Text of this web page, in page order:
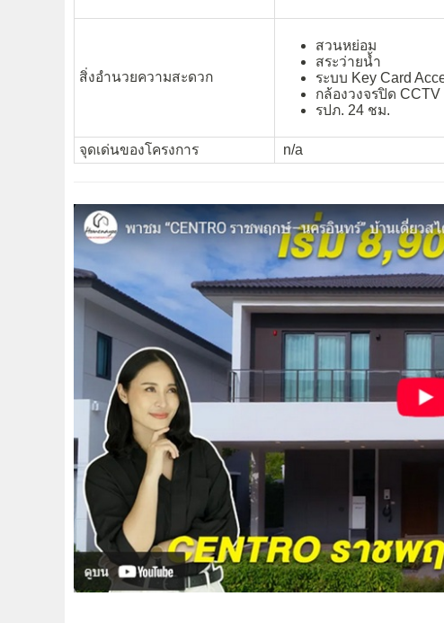
สิ่งอำนวยความสะดวก
สวนหย่อม
สระว่ายน้ำ
ระบบ Key Card
กล้องวงจรปิด CCTV
รปภ. 24 ชม.
จุดเด่นของโครงการ n/a